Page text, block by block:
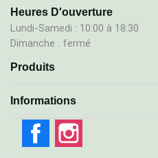
Heures D'ouverture
Lundi-Samedi : 10:00 à 18:30
Dimanche : fermé
Produits
Informations
Facebook